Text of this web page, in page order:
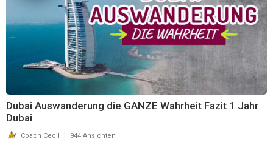
Dein Coach Cecil
https://maximumprinzip.com
https://matrixprinzip.com
Dubai Auswanderung die GANZE Wahrheit Fazit 1 Jahr
Dubai
Coach Cecil 944 Ansichten